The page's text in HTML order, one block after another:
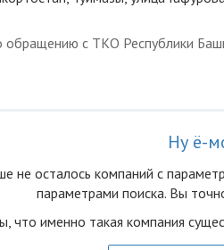
обращению с ТКО Республики
Ну ё-
не осталоcь компаний с
параметрами поиска. Вы
что именно такая компания